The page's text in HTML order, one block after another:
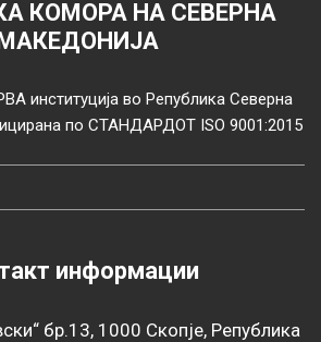
КОМОРА НА СЕВЕРНА
институција во Република Северна
по СТАНДАРДОТ ISO 9001:2015
информации
бр.13, 1000 Скопје, Република